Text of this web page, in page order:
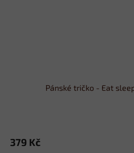
Pánské tričko - Eat
379 Kč